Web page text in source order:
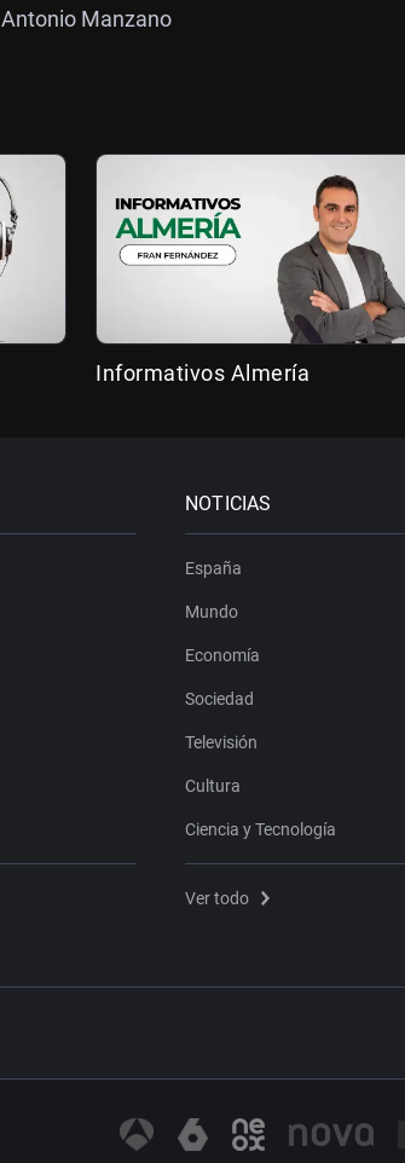
Manzano
Informativos Almería
NOTICIAS
España
Mundo
Economía
Sociedad
Televisión
Cultura
Ciencia y Tecnología
Ver todo